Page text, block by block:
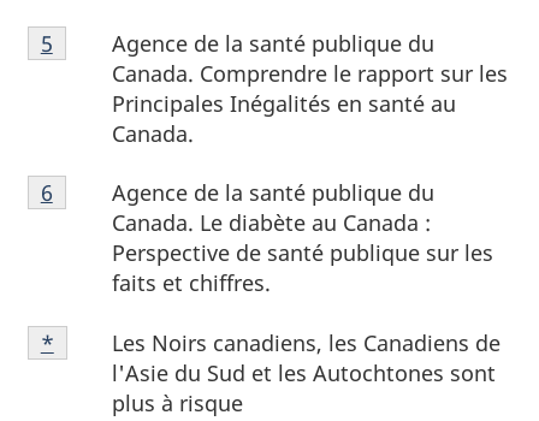
5
Agence de la santé publique du
Canada. Comprendre le rapport sur les
Principales Inégalités en santé au
Canada.
Retour à la référence de la note de bas de page
5
6
Agence de la santé publique du
Canada. Le diabète au Canada :
Perspective de santé publique sur les
faits et chiffres.
Retour à la référence de la note de bas de page
6
*
Les Noirs canadiens, les Canadiens de
l'Asie du Sud et les Autochtones sont
plus à risque
Retour à la référence de la note de bas de page
*